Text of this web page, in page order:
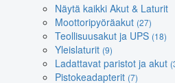
Näytä kaikki Akut & Laturit
Moottoripyöräakut (27)
Teollisuusakut ja UPS (18)
Yleislaturit (9)
Ladattavat paristot ja akut
Pistokeadapterit (7)